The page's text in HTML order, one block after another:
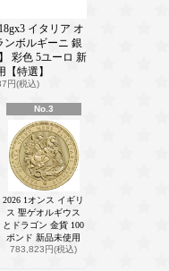
イタリア オ
ンボルギーニ 銀
彩色 5ユーロ 新
【特選】
円(税込)
No.3
2026 1オンス イギリ
ス 聖ゲオルギウス
とドラゴン 金貨 100
ポンド 新品未使用
783,823円(税込)